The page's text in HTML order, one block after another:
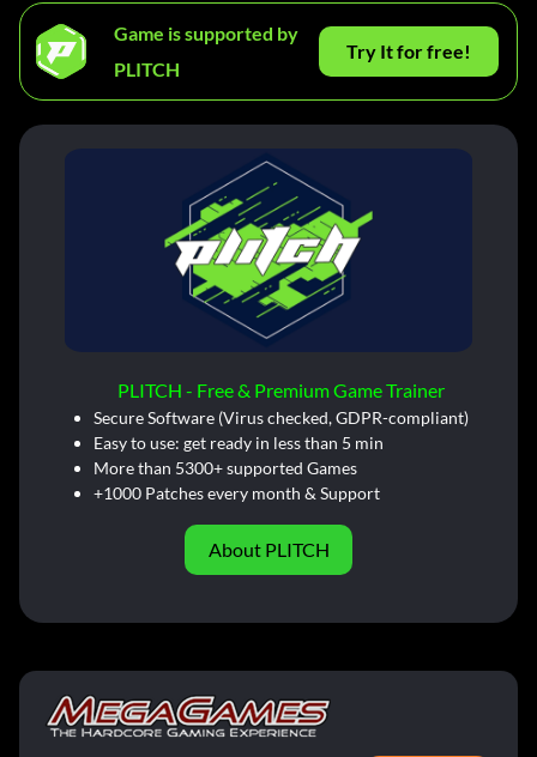
Game is supported by
PLITCH
Try It for free!
PLITCH - Free & Premium Game Trainer
Secure Software (Virus checked, GDPR-compliant)
Easy to use: get ready in less than 5 min
More than 5300+ supported Games
+1000 Patches every month & Support
About PLITCH